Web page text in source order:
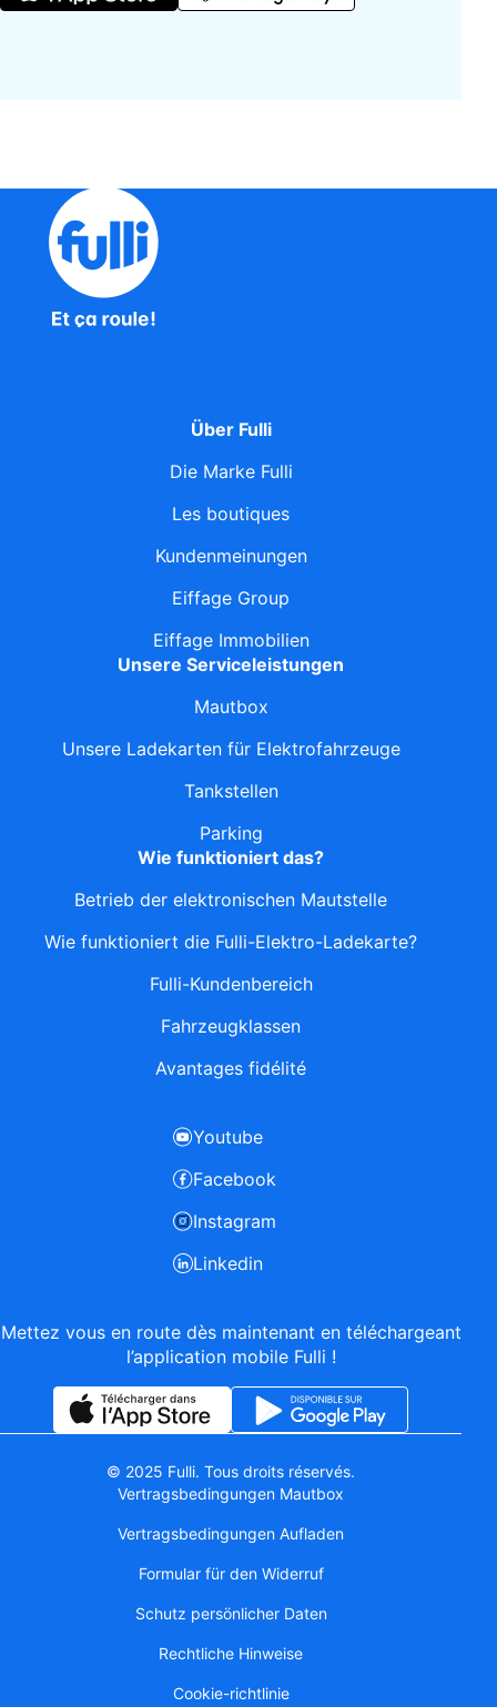
Mettez vous en route dès maintenant en téléchargeant
l’application mobile Fulli !
Über Fulli
Die Marke Fulli
Les boutiques
Kundenmeinungen
Eiffage Group
Eiffage Immobilien
Unsere Serviceleistungen
Mautbox
Unsere Ladekarten für Elektrofahrzeuge
Tankstellen
Parking
Wie funktioniert das?
Betrieb der elektronischen Mautstelle
Wie funktioniert die Fulli-Elektro-Ladekarte?
Fulli-Kundenbereich
Fahrzeugklassen
Avantages fidélité
Youtube
Facebook
Instagram
Linkedin
© 2025 Fulli. Tous droits réservés.
Vertragsbedingungen Mautbox
Vertragsbedingungen Aufladen
Formular für den Widerruf
Schutz persönlicher Daten
Rechtliche Hinweise
Cookie-richtlinie